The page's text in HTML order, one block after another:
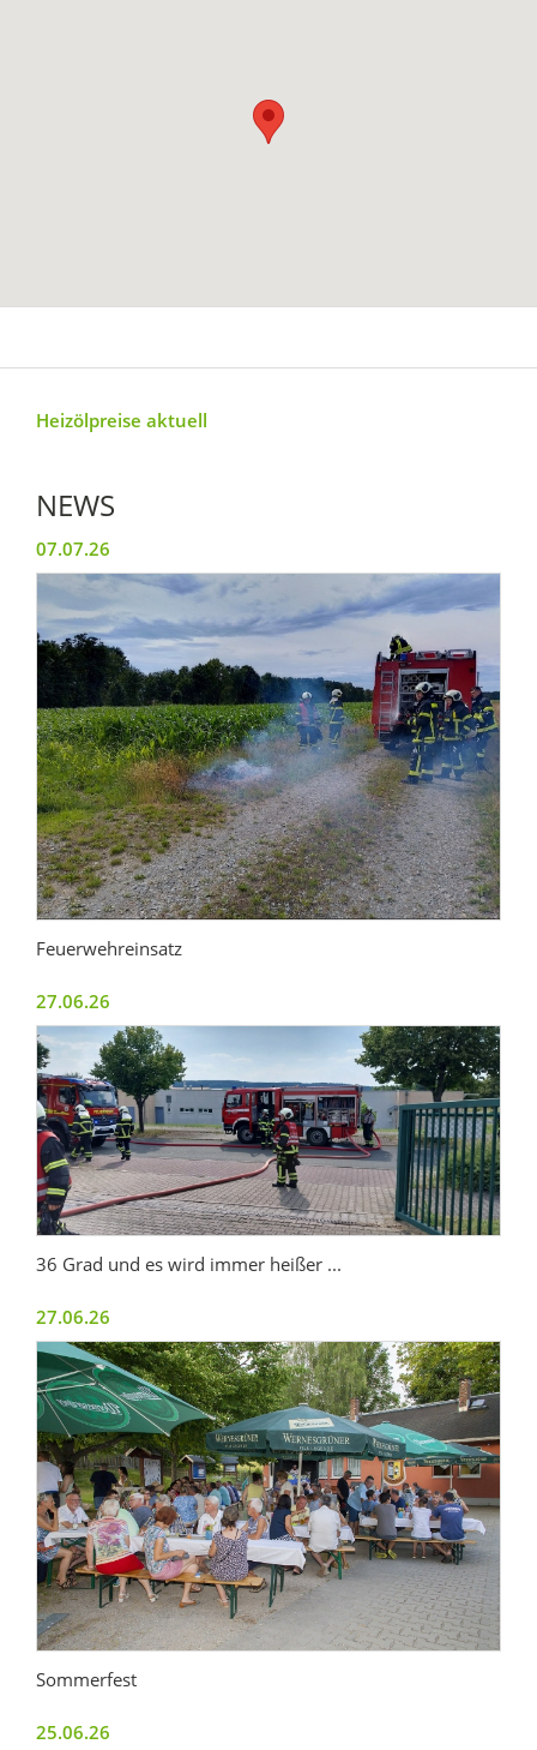
Heizölpreise aktuell
NEWS
07.07.26
Feuerwehreinsatz
27.06.26
36 Grad und es wird immer heißer ...
27.06.26
Sommerfest
25.06.26